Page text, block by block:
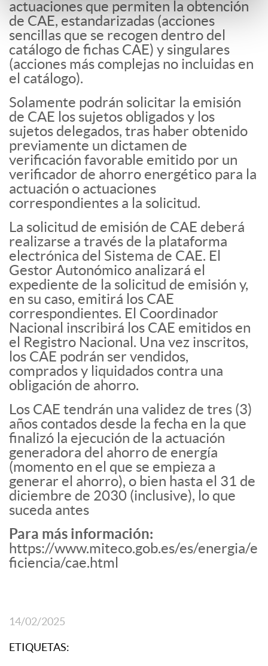
actuaciones que permiten la obtención
de CAE, estandarizadas (acciones
sencillas que se recogen dentro del
catálogo de fichas CAE) y singulares
(acciones más complejas no incluidas en
el catálogo).
Solamente podrán solicitar la emisión
de CAE los sujetos obligados y los
sujetos delegados, tras haber obtenido
previamente un dictamen de
verificación favorable emitido por un
verificador de ahorro energético para la
actuación o actuaciones
correspondientes a la solicitud.
La solicitud de emisión de CAE deberá
realizarse a través de la plataforma
electrónica del Sistema de CAE. El
Gestor Autonómico analizará el
expediente de la solicitud de emisión y,
en su caso, emitirá los CAE
correspondientes. El Coordinador
Nacional inscribirá los CAE emitidos en
el Registro Nacional. Una vez inscritos,
los CAE podrán ser vendidos,
comprados y liquidados contra una
obligación de ahorro.
Los CAE tendrán una validez de tres (3)
años contados desde la fecha en la que
finalizó la ejecución de la actuación
generadora del ahorro de energía
(momento en el que se empieza a
generar el ahorro), o bien hasta el 31 de
diciembre de 2030 (inclusive), lo que
suceda antes
Para más información:
https://www.miteco.gob.es/es/energia/e
ficiencia/cae.html
14/02/2025
ETIQUETAS: